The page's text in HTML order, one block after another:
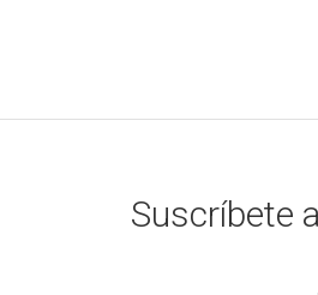
Suscríbete